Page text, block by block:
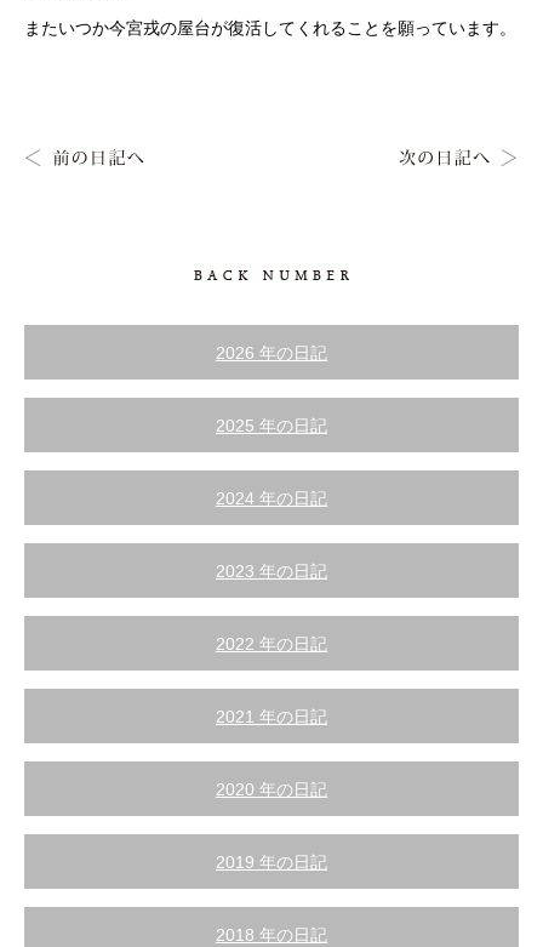
またいつか今宮戎の屋台が復活してくれることを願っています。
2026 年の日記
2025 年の日記
2024 年の日記
2023 年の日記
2022 年の日記
2021 年の日記
2020 年の日記
2019 年の日記
2018 年の日記